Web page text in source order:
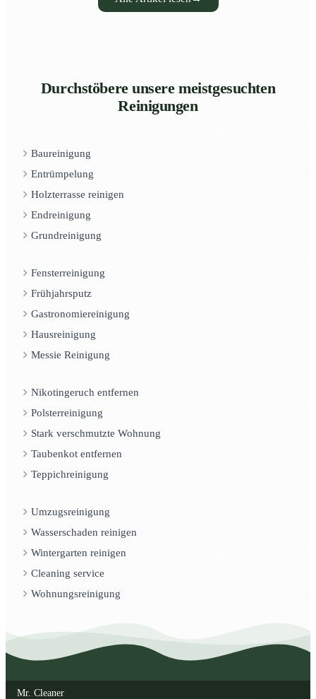
Durchstöbere unsere meistgesuchten
Reinigungen
Baureinigung
Entrümpelung
Holzterrasse reinigen
Endreinigung
Grundreinigung
Fensterreinigung
Frühjahrsputz
Gastronomiereinigung
Hausreinigung
Messie Reinigung
Nikotingeruch entfernen
Polsterreinigung
Stark verschmutzte Wohnung
Taubenkot entfernen
Teppichreinigung
Umzugsreinigung
Wasserschaden reinigen
Wintergarten reinigen
Cleaning service
Wohnungsreinigung
Mr. Cleaner